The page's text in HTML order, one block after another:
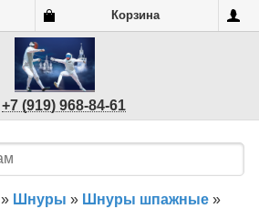
Корзина
+7 (919) 968-84-61
» Шнуры » Шнуры шпажные »